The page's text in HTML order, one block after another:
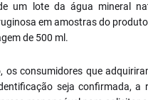
um lote da água mineral
em amostras do
de 500 ml.
os consumidores que
seja confirmada,